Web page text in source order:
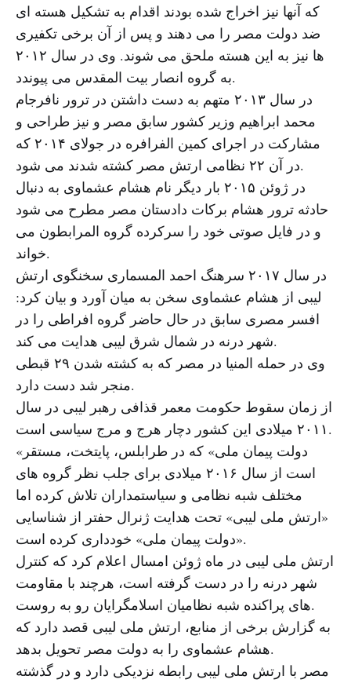
که آنها نیز اخراج شده بودند اقدام به تشکیل هسته ای
ضد دولت مصر را می دهند و پس از آن برخی تکفیری
ها نیز به این هسته ملحق می شوند. وی در سال ۲۰۱۲
به گروه انصار بیت المقدس می پیوندد.
در سال ۲۰۱۳ متهم به دست داشتن در ترور نافرجام
محمد ابراهیم وزیر کشور سابق مصر و نیز طراحی و
مشارکت در اجرای کمین الفرافره در جولای ۲۰۱۴ که
در آن ۲۲ نظامی ارتش مصر کشته شدند می شود.
در ژوئن ۲۰۱۵ بار دیگر نام هشام عشماوی به دنبال
حادثه ترور هشام برکات دادستان مصر مطرح می شود
و در فایل صوتی خود را سرکرده گروه المرابطون می
خواند.
در سال ۲۰۱۷ سرهنگ احمد المسماری سخنگوی ارتش
لیبی از هشام عشماوی سخن به میان آورد و بیان کرد:
افسر مصری سابق در حال حاضر گروه افراطی را در
شهر درنه در شمال شرق لیبی هدایت می کند.
وی در حمله المنیا در مصر که به کشته شدن ۲۹ قبطی
منجر شد دست دارد.
از زمان سقوط حکومت معمر قذافی رهبر لیبی در سال
۲۰۱۱ میلادی این کشور دچار هرج و مرج سیاسی است.
«دولت پیمان ملی» که در طرابلس، پایتخت، مستقر
است از سال ۲۰۱۶ میلادی برای جلب نظر گروه های
مختلف شبه نظامی و سیاستمداران تلاش کرده اما
«ارتش ملی لیبی» تحت هدایت ژنرال حفتر از شناسایی
«دولت پیمان ملی» خودداری کرده است.
ارتش ملی لیبی در ماه ژوئن امسال اعلام کرد که کنترل
شهر درنه را در دست گرفته است، هرچند با مقاومت
های پراکنده شبه نظامیان اسلامگرایان رو به روست.
به گزارش برخی از منابع، ارتش ملی لیبی قصد دارد که
هشام عشماوی را به دولت مصر تحویل بدهد.
مصر با ارتش ملی لیبی رابطه نزدیکی دارد و در گذشته